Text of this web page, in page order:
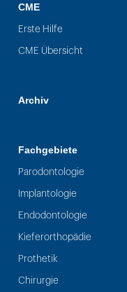
CME
Erste Hilfe
CME Übersicht
Archiv
Fachgebiete
Parodontologie
Implantologie
Endodontologie
Kieferorthopädie
Prothetik
Chirurgie